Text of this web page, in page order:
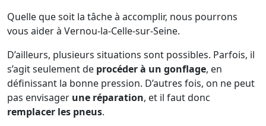
Quelle que soit la tâche à accomplir, nous pourrons
vous aider à Vernou-la-Celle-sur-Seine.
D’ailleurs, plusieurs situations sont possibles. Parfois, il
s’agit seulement de procéder à un gonflage, en
définissant la bonne pression. D’autres fois, on ne peut
pas envisager une réparation, et il faut donc
remplacer les pneus.